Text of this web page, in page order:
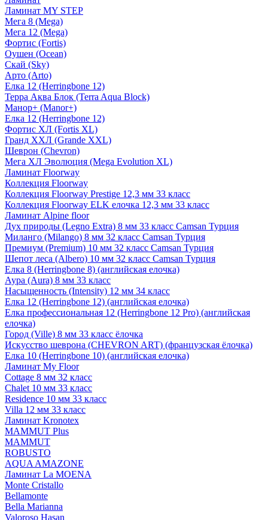
Ламинат MY STEP
Мега 8 (Mega)
Мега 12 (Mega)
Фортис (Fortis)
Оушен (Ocean)
Скай (Sky)
Арто (Arto)
Елка 12 (Herringbone 12)
Терра Аква Блок (Terra Aqua Block)
Манор+ (Manor+)
Елка 12 (Herringbone 12)
Фортис ХЛ (Fortis XL)
Гранд ХХЛ (Grande XXL)
Шеврон (Chevron)
Мега ХЛ Эволюция (Mega Evolution XL)
Ламинат Floorway
Коллекция Floorway
Коллекция Floorway Prestige 12,3 мм 33 класс
Коллекция Floorway ELK елочка 12,3 мм 33 класс
Ламинат Alpine floor
Дух природы (Legno Extra) 8 мм 33 класс Camsan Турция
Миланго (Milango) 8 мм 32 класс Camsan Турция
Премиум (Premium) 10 мм 32 класс Camsan Турция
Шепот леса (Albero) 10 мм 32 класс Camsan Турция
Елка 8 (Herringbone 8) (английская елочка)
Аура (Aura) 8 мм 33 класс
Насыщенность (Intensity) 12 мм 34 класс
Елка 12 (Herringbone 12) (английская елочка)
Елка профессиональная 12 (Herringbone 12 Pro) (английская
елочка)
Город (Ville) 8 мм 33 класс ёлочка
Искусство шеврона (CHEVRON ART) (французская ёлочка)
Елка 10 (Herringbone 10) (английская елочка)
Ламинат My Floor
Cottage 8 мм 32 класс
Chalet 10 мм 33 класс
Residence 10 мм 33 класс
Villa 12 мм 33 класс
Ламинат Kronotex
MAMMUT Plus
MAMMUT
ROBUSTO
AQUA AMAZONE
Ламинат La MOENA
Monte Cristallo
Bellamonte
Bella Marianna
Valoroso Hasan